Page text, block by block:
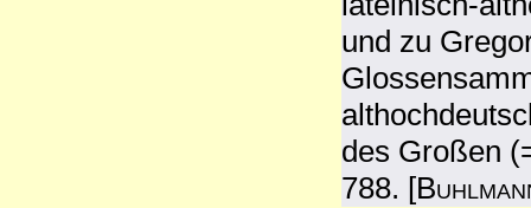
und zu
des Großen
788. [